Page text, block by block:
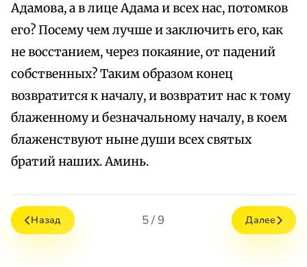
Адамова, а в лице Адама и всех нас, потомков
его? Посему чем лучше и заключить его, как
не восстанием, через покаяние, от падений
собственных? Таким образом конец
возвратится к началу, и возвратит нас к тому
блаженному и безначальному началу, в коем
блаженствуют ныне души всех святых
братий наших. Аминь.
Назад 5 / 9 Далее